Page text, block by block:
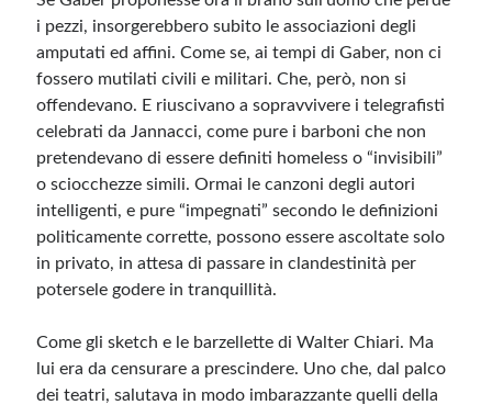
Meta
WordPress.org
i pezzi, insorgerebbero subito le associazioni degli
amputati ed affini. Come se, ai tempi di Gaber, non ci
fossero mutilati civili e militari. Che, però, non si
offendevano. E riuscivano a sopravvivere i telegrafisti
celebrati da Jannacci, come pure i barboni che non
pretendevano di essere definiti homeless o “invisibili”
o sciocchezze simili. Ormai le canzoni degli autori
intelligenti, e pure “impegnati” secondo le definizioni
politicamente corrette, possono essere ascoltate solo
in privato, in attesa di passare in clandestinità per
potersele godere in tranquillità.
Come gli sketch e le barzellette di Walter Chiari. Ma
lui era da censurare a prescindere. Uno che, dal palco
dei teatri, salutava in modo imbarazzante quelli della